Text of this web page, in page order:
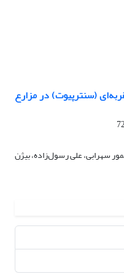
(سنترپیوت) در مزارع
سهرابی، علی رسول‌زاده، بیژن